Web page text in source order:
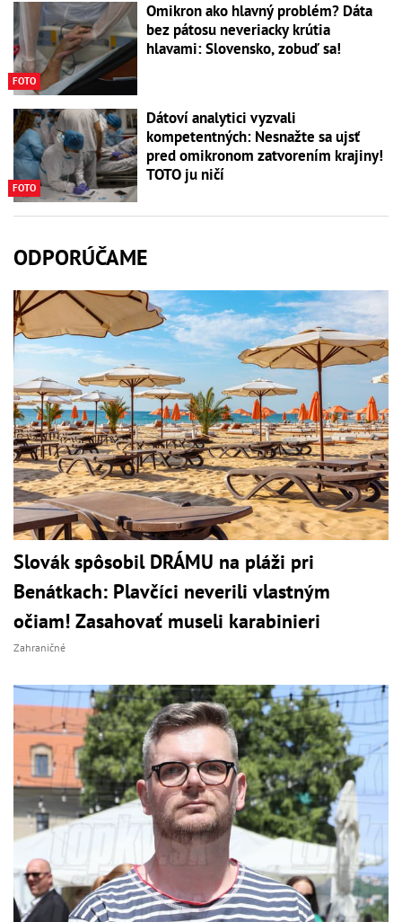
FOTO
Omikron ako hlavný problém? Dáta
bez pátosu neveriacky krútia
hlavami: Slovensko, zobuď sa!
FOTO
Dátoví analytici vyzvali
kompetentných: Nesnažte sa ujsť
pred omikronom zatvorením krajiny!
TOTO ju ničí
ODPORÚČAME
Slovák spôsobil DRÁMU na pláži pri
Benátkach: Plavčíci neverili vlastným
očiam! Zasahovať museli karabinieri
Zahraničné